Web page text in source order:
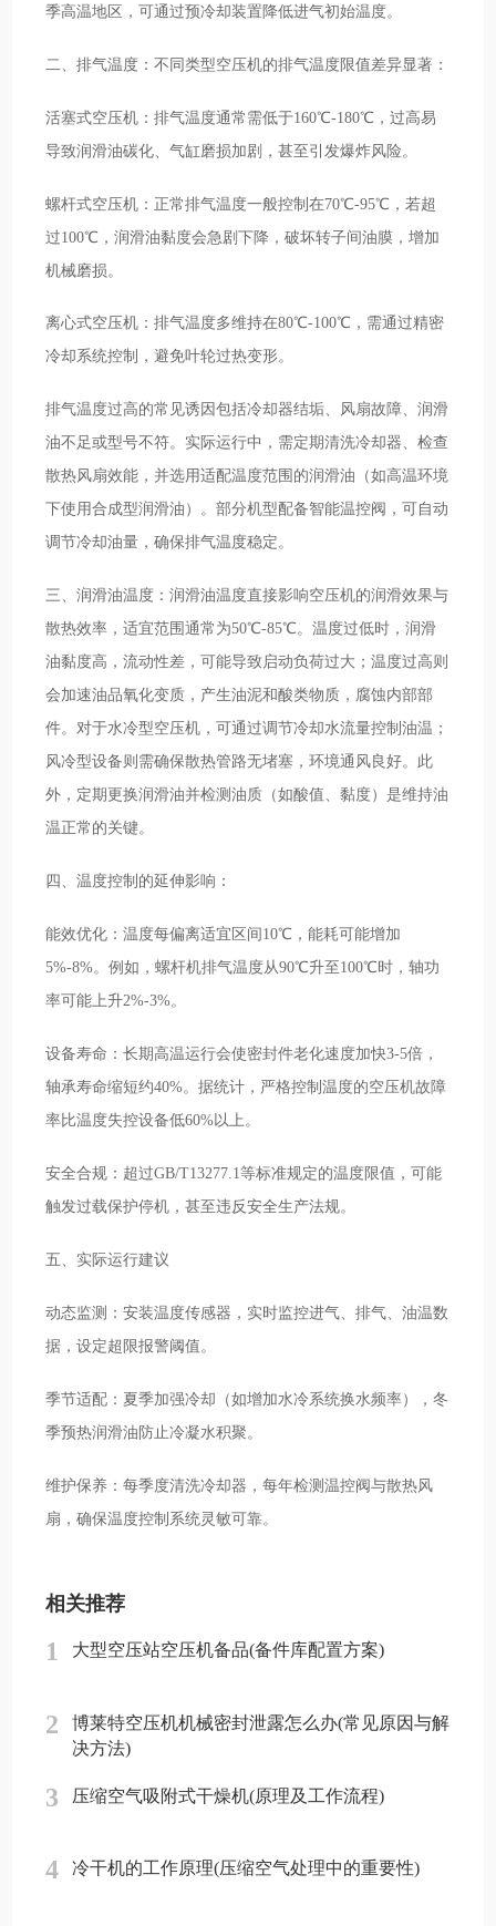
季高温地区，可通过预冷却装置降低进气初始温度。
二、排气温度：不同类型空压机的排气温度限值差异显著：
活塞式空压机：排气温度通常需低于160℃-180℃，过高易
导致润滑油碳化、气缸磨损加剧，甚至引发爆炸风险。
螺杆式空压机：正常排气温度一般控制在70℃-95℃，若超
过100℃，润滑油黏度会急剧下降，破坏转子间油膜，增加
机械磨损。
离心式空压机：排气温度多维持在80℃-100℃，需通过精密
冷却系统控制，避免叶轮过热变形。
排气温度过高的常见诱因包括冷却器结垢、风扇故障、润滑
油不足或型号不符。实际运行中，需定期清洗冷却器、检查
散热风扇效能，并选用适配温度范围的润滑油（如高温环境
下使用合成型润滑油）。部分机型配备智能温控阀，可自动
调节冷却油量，确保排气温度稳定。
三、润滑油温度：润滑油温度直接影响空压机的润滑效果与
散热效率，适宜范围通常为50℃-85℃。温度过低时，润滑
油黏度高，流动性差，可能导致启动负荷过大；温度过高则
会加速油品氧化变质，产生油泥和酸类物质，腐蚀内部部
件。对于水冷型空压机，可通过调节冷却水流量控制油温；
风冷型设备则需确保散热管路无堵塞，环境通风良好。此
外，定期更换润滑油并检测油质（如酸值、黏度）是维持油
温正常的关键。
四、温度控制的延伸影响：
能效优化：温度每偏离适宜区间10℃，能耗可能增加
5%-8%。例如，螺杆机排气温度从90℃升至100℃时，轴功
率可能上升2%-3%。
设备寿命：长期高温运行会使密封件老化速度加快3-5倍，
轴承寿命缩短约40%。据统计，严格控制温度的空压机故障
率比温度失控设备低60%以上。
安全合规：超过GB/T13277.1等标准规定的温度限值，可能
触发过载保护停机，甚至违反安全生产法规。
五、实际运行建议
动态监测：安装温度传感器，实时监控进气、排气、油温数
据，设定超限报警阈值。
季节适配：夏季加强冷却（如增加水冷系统换水频率），冬
季预热润滑油防止冷凝水积聚。
维护保养：每季度清洗冷却器，每年检测温控阀与散热风
扇，确保温度控制系统灵敏可靠。
相关推荐
1 大型空压站空压机备品(备件库配置方案)
2
博莱特空压机机械密封泄露怎么办(常见原因与解
决方法)
3 压缩空气吸附式干燥机(原理及工作流程)
4 冷干机的工作原理(压缩空气处理中的重要性)